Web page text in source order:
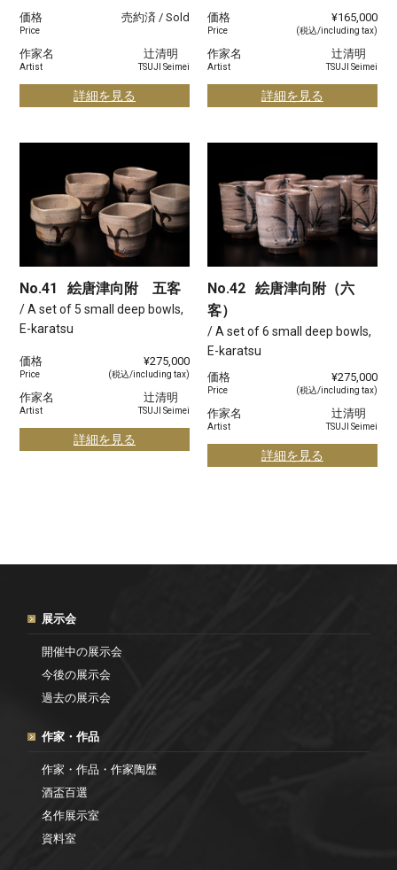
価格
Price
売約済 / Sold
作家名
Artist
辻清明
TSUJI Seimei
詳細を見る
価格
Price
¥165,000
(税込/including tax)
作家名
Artist
辻清明
TSUJI Seimei
詳細を見る
No.41 絵唐津向附 五客
/ A set of 5 small deep bowls,
E-karatsu
価格
Price
¥275,000
(税込/including tax)
作家名
Artist
辻清明
TSUJI Seimei
詳細を見る
No.42 絵唐津向附（六
客）
/ A set of 6 small deep bowls,
E-karatsu
価格
Price
¥275,000
(税込/including tax)
作家名
Artist
辻清明
TSUJI Seimei
詳細を見る
展示会
開催中の展示会
今後の展示会
過去の展示会
作家・作品
作家・作品・作家陶歴
酒盃百選
名作展示室
資料室